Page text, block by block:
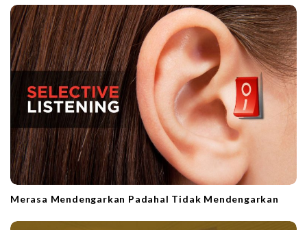
Merasa Mendengarkan Padahal Tidak Mendengarkan